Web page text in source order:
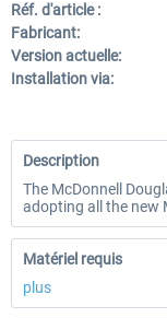
Réf. d'article :
Fabricant:
Version actuelle:
Installation via:
Description
The McDonnell
adopting all the new
Matériel requis
plus